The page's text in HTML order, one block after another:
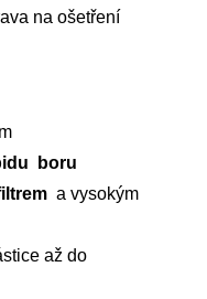
na ošetření
boru
a vysokým
až do